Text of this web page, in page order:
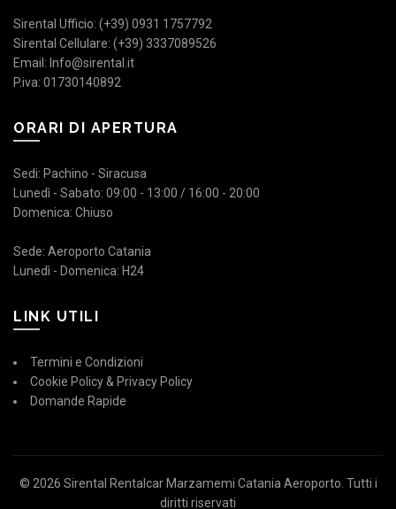
Sirental Ufficio: (+39) 0931 1757792
Sirental Cellulare: (+39) 3337089526
Email: Info@sirental.it
P.iva: 01730140892
ORARI DI APERTURA
Sedi: Pachino - Siracusa
Lunedì - Sabato: 09:00 - 13:00 / 16:00 - 20:00
Domenica: Chiuso
Sede: Aeroporto Catania
Lunedì - Domenica: H24
LINK UTILI
Termini e Condizioni
Cookie Policy & Privacy Policy
Domande Rapide
© 2026 Sirental Rentalcar Marzamemi Catania Aeroporto. Tutti i
diritti riservati